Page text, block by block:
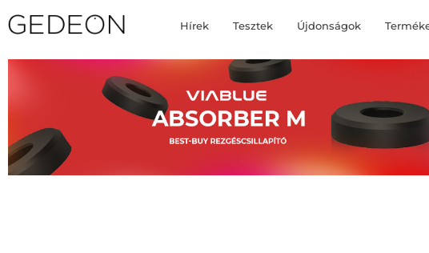
Hírek Tesztek Újdonságok